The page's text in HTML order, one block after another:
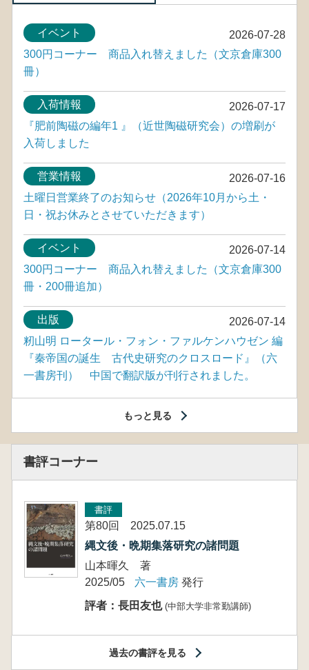
2026-07-28
イベント
300円コーナー 商品入れ替えました（文京倉庫300
冊）
2026-07-17
入荷情報
『肥前陶磁の編年1 』（近世陶磁研究会）の増刷が
入荷しました
2026-07-16
営業情報
土曜日営業終了のお知らせ（2026年10月から土・
日・祝お休みとさせていただきます）
2026-07-14
イベント
300円コーナー 商品入れ替えました（文京倉庫300
冊・200冊追加）
2026-07-14
出版
籾山明 ロータール・フォン・ファルケンハウゼン 編
『秦帝国の誕生 古代史研究のクロスロード』（六
一書房刊） 中国で翻訳版が刊行されました。
もっと見る
書評コーナー
書評
第80回 2025.07.15
縄文後・晩期集落研究の諸問題
山本暉久 著
2025/05
六一書房 発行
評者：長田友也 (中部大学非常勤講師)
過去の書評を見る